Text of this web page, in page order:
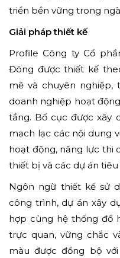
triển bền vững trong
Giải pháp thiết kế
Profile Công ty Cổ
Đông được thiết kế
mẽ và chuyên
doanh nghiệp hoạt
tầng. Bố cục được xây
mạch lạc các nội dung
hoạt động, năng lực thi
thiết bị và các dự án
Ngôn ngữ thiết kế sử
công trình, dự án xây
hợp cùng hệ thống đồ
trực quan, vững chắc
màu được đồng bộ